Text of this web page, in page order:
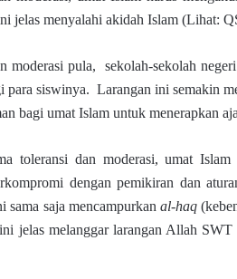
jelas menyalahi akidah Islam (Lihat:
moderasi pula, sekolah-sekolah
para siswinya. Larangan ini semakin
bagi umat Islam untuk menerapkan
toleransi dan moderasi, umat Islam
dengan pemikiran dan
sama saja mencampurkanal-haq
jelas melanggar larangan Allah